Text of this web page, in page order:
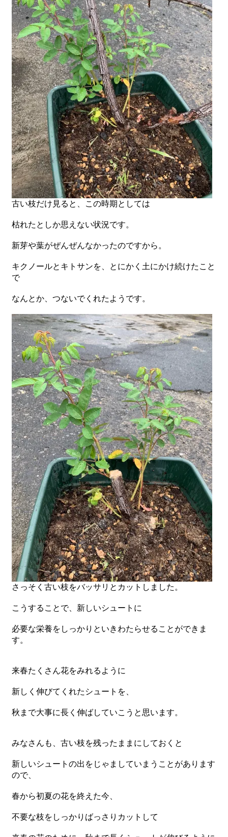
古い枝だけ見ると、この時期としては
枯れたとしか思えない状況です。
新芽や葉がぜんぜんなかったのですから。
キクノールとキトサンを、とにかく土にかけ続けたこと
で
なんとか、つないでくれたようです。
さっそく古い枝をバッサリとカットしました。
こうすることで、新しいシュートに
必要な栄養をしっかりといきわたらせることができま
す。
来春たくさん花をみれるように
新しく伸びてくれたシュートを、
秋まで大事に長く伸ばしていこうと思います。
みなさんも、古い枝を残ったままにしておくと
新しいシュートの出をじゃましていまうことがあります
ので、
春から初夏の花を終えた今、
不要な枝をしっかりばっさりカットして